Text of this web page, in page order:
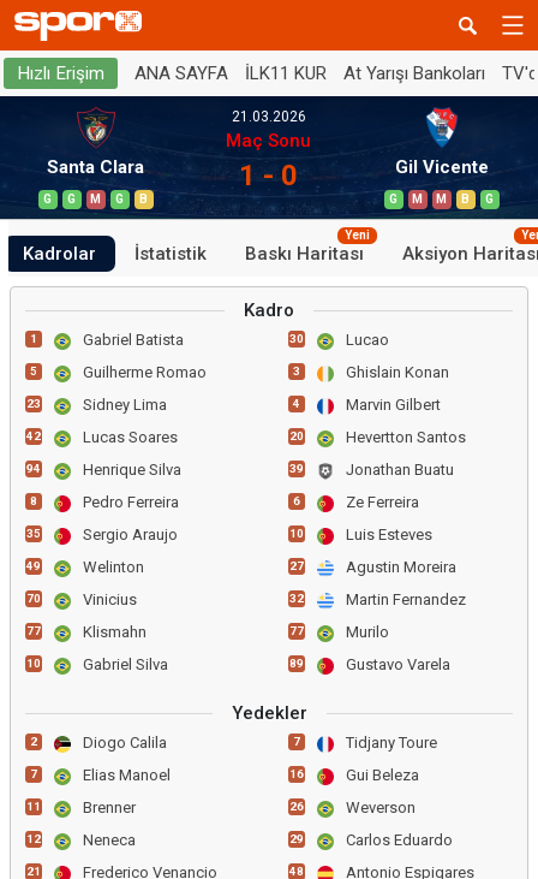
Hızlı Erişim ANA SAYFA İLK11 KUR At Yarışı Bankoları
Santa Clara
G G M G B
21.03.2026
Maç Sonu
1 - 0 Gil Vicente
G M M B G
Kadrolar İstatistik Baskı Haritası
Yeni
Aksiyon
Kadro
1 Gabriel Batista
5 Guilherme Romao
23 Sidney Lima
42 Lucas Soares
94 Henrique Silva
8 Pedro Ferreira
35 Sergio Araujo
49 Welinton
70 Vinicius
77 Klismahn
10 Gabriel Silva
30 Lucao
3 Ghislain Konan
4 Marvin Gilbert
20 Hevertton Santos
39 Jonathan Buatu
6 Ze Ferreira
10 Luis Esteves
27 Agustin Moreira
32 Martin Fernandez
77 Murilo
89 Gustavo Varela
Yedekler
2 Diogo Calila
7 Elias Manoel
11 Brenner
12 Neneca
21 Frederico Venancio
7 Tidjany Toure
16 Gui Beleza
26 Weverson
29 Carlos Eduardo
48 Antonio Espigares